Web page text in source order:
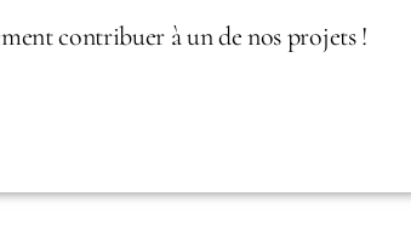
contribuer à un de nos projets !